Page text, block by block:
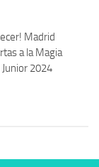
Madrid
a la Magia
2024